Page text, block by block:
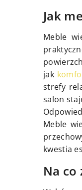
Jak
Meble
jak
strefy
salon
Meble
kwestia
Na